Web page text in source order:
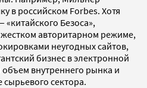
в российском Forbes. Хотя
Безоса»,
авторитарном режиме,
неугодных сайтов,
бизнес в электронной
внутреннего рынка и
сектора.